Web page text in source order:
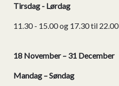
Tirsdag - Lørdag
11.30 - 15.00 og 17.30 til 22.00
18 November – 31 December
Mandag – Søndag